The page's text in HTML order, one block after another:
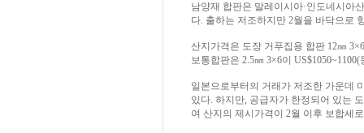
남양재 합판은 말레이시아·인도네시아
다. 출하는 저조하지만 2월을 바닥으로
산지가격은 도장 거푸집용 합판 12㎜
보통합판은 2.5㎜ 3×6이
일본으로부터의 거래가 저조한 가운데
있다. 하지만, 공급자가 한정되어 있는
여 산지의 제시가격이 2월 이후 보합세